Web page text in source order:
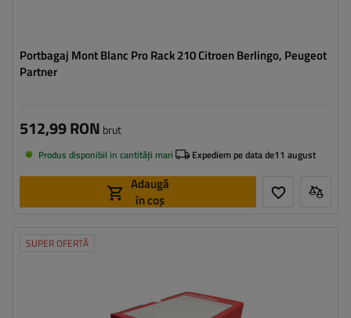
Portbagaj Mont Blanc Pro Rack 210 Citroen Berlingo, Peugeot
Partner
512,99 RON brut
Produs disponibil in cantități mari Expediem pe data de11 august
Adaugă
în coș
SUPER OFERTĂ